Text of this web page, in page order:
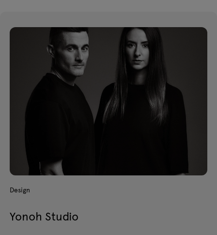
Design
Yonoh Studio